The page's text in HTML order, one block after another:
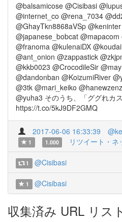
@balsamicose @Cisibasi
@internet_co @rena_7034
@GhayTkn8868aVSp
@japanese_bobcat
@franoma @kulenaiDX
@ant_onion @zappastick
@kkb0023 @CrocodileSir
@dandonban @KoizumiRiver
@3tk @mari_keiko
@yuha3 そのうち、「ググれカ
https://t.co/5kJ9DF2GMQ
2017-06-06 16:33:39
1
1.000 リツイート・
1 @Cisibasi
1 @Cisibasi
収集済み URL リスト